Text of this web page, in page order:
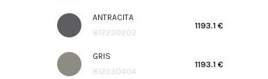
ANTRACITA
812230202
1193.1 €
GRIS
812230404
1193.1 €